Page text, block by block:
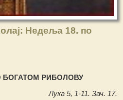
Недеља 18. по
РИБОЛОВУ
Лука 5, 1-11. Зач. 17.